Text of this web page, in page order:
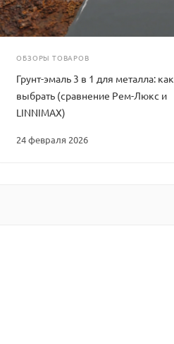
ОБЗОРЫ ТОВАРОВ
24 февраля 2026
Грунт-эмаль 3 в 1 для металла: как
выбрать (сравнение Рем-Люкс и
LINNIMAX)